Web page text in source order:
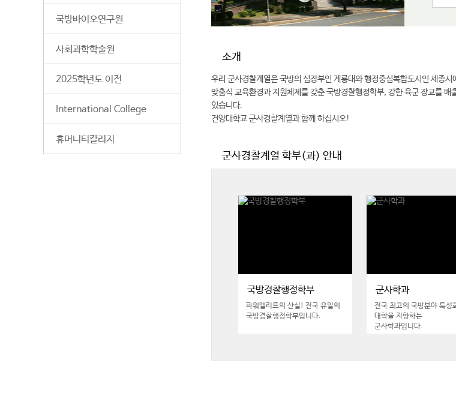
국방바이오연구원
사회과학학술원
2025학년도 이전
International College
휴머니티칼리지
소개
우리 군사경찰계열은 국방의 심장부인 계룡대와 행정중심복합도시인 세종
맞춤식 교육환경과 지원체제를 갖춘 국방경찰행정학부, 강한 육군 장교를
있습니다.
건양대학교 군사경찰계열과 함께 하십시오!
군사경찰계열 학부(과) 안내
국방경찰행정학부
파워엘리트의 산실! 전국 유일의
국방경찰행정학부입니다.
군사학과
전국 최고의 국방분야 특성
대학을 지향하는
군사학과입니다.